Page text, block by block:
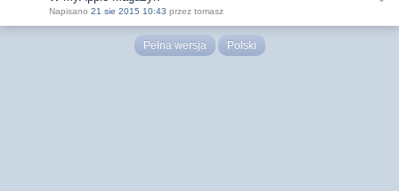
Napisano 21 sie 2015 10:43 przez tomasz
Pełna wersja Polski